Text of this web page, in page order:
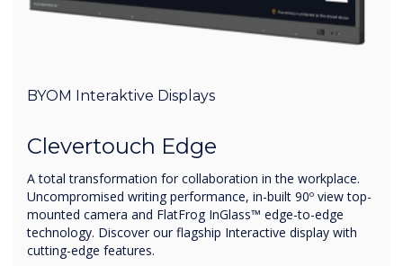
BYOM Interaktive Displays
Clevertouch Edge
A total transformation for collaboration in the workplace.
Uncompromised writing performance, in-built 90º view top-
mounted camera and FlatFrog InGlass™ edge-to-edge
technology. Discover our flagship Interactive display with
cutting-edge features.